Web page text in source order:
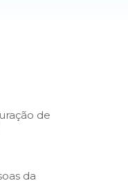
de
da